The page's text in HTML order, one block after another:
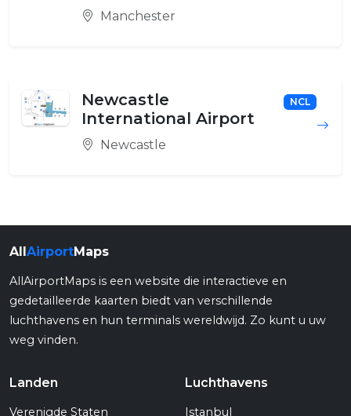
Manchester
Newcastle
International Airport
NCL
Newcastle
AllAirportMaps
AllAirportMaps is een website die interactieve en
gedetailleerde kaarten biedt van verschillende
luchthavens en hun terminals wereldwijd. Zo kunt u uw
weg vinden.
Landen
Verenigde Staten
Luchthavens
Istanbul